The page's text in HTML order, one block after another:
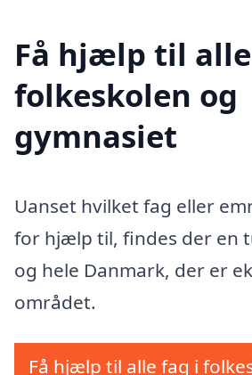
Få hjælp til
folkeskolen og
gymnasiet
Uanset hvilket fag eller
for hjælp til, findes der en
og hele Danmark, der er
området.
Få hjælp til alle fag i